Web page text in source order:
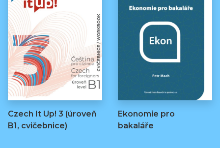
Czech It Up! 3 (úroveň
B1, cvičebnice)
Ekonomie pro
bakaláře